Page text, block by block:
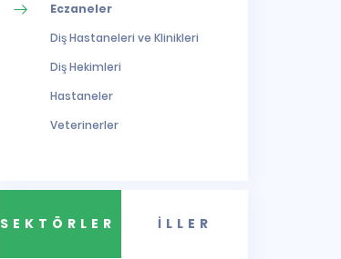
Eczaneler
Diş Hastaneleri ve Klinikleri
Diş Hekimleri
Hastaneler
Veterinerler
SEKTÖRLER İLLER